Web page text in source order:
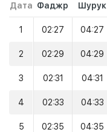
Дата Фаджр Шурук
1 02:27 04:27
2 02:29 04:29
3 02:31 04:31
4 02:33 04:33
5 02:35 04:35